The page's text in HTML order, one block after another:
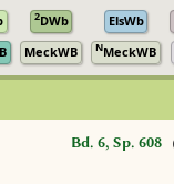
2DWb ElsWb
MeckWB NMeckWB
Bd. 6, Sp. 608